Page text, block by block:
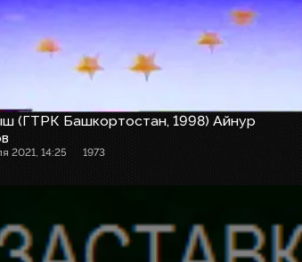
(ГТРК Башкортостан, 1998) Айнур
2021, 14:25 1973